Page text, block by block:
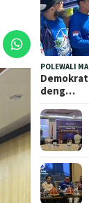
POLEWALI
deng…